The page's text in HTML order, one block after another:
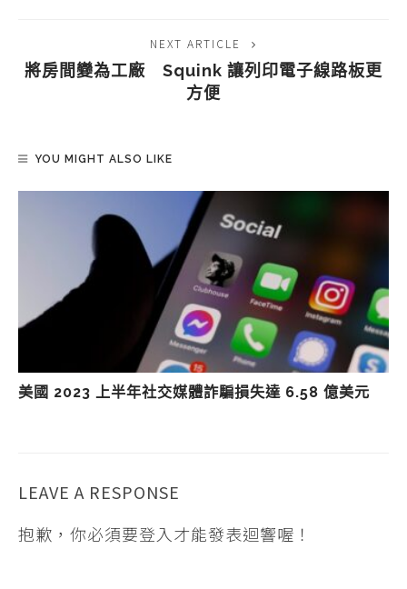
NEXT ARTICLE
將房間變為工廠 Squink 讓列印電子線路板更
方便
YOU MIGHT ALSO LIKE
美國 2023 上半年社交媒體詐騙損失達 6.58 億美元
LEAVE A RESPONSE
抱歉，你必須要登入才能發表迴響喔！